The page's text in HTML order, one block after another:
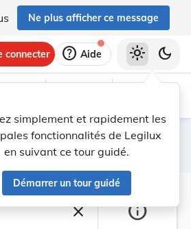
Ne plus afficher ce message
connecter help Aide
simplement et rapidement les
fonctionnalités de Legilux
en suivant ce tour guidé.
Démarrer un tour guidé
light_mode dark_mode
la recherche
Filtres
closeFermer la barre
info